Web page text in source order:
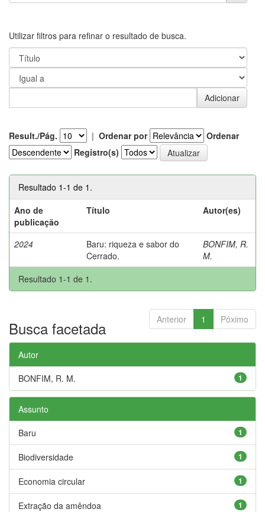
Utilizar filtros para refinar o resultado de busca.
Result./Pág. | Ordenar por
Ordenar
Registro(s)
Resultado 1-1 de 1.
Ano de
publicação
Título Autor(es)
2024
Baru: riqueza e sabor do
Cerrado.
BONFIM, R.
M.
Resultado 1-1 de 1.
Anterior 1 Póximo
Busca facetada
Autor
1
BONFIM, R. M.
Assunto
1
Baru
1
Biodiversidade
1
Economia circular
1
Extração da amêndoa